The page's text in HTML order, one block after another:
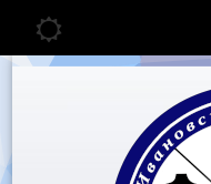
Главная
Перейти